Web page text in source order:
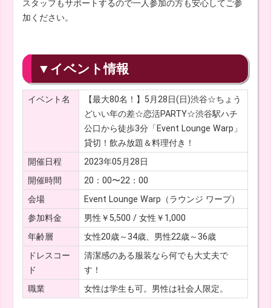
スタッフもサポートするので一人参加の方も安心してご参
加ください。
▼イベント情報
イベント名
【最大80名！】5月28日(日)渋谷☆ちょう
どいい年の差☆恋活PARTY☆渋谷駅ハチ
公口から徒歩3分「Event Lounge Warp」
貸切！飲み放題＆料理付き！
開催日程
2023年05月28日
開催時間
20：00〜22：00
会場
Event Lounge Warp（ラウンジ ワープ）
参加料金
男性￥5,500 / 女性￥1,000
年齢層
女性20歳～34歳、男性22歳～36歳
ドレスコー
ド
清潔感のある服装なら何でも大丈夫で
す！
職業
女性は学生も可。男性は社会人限定。